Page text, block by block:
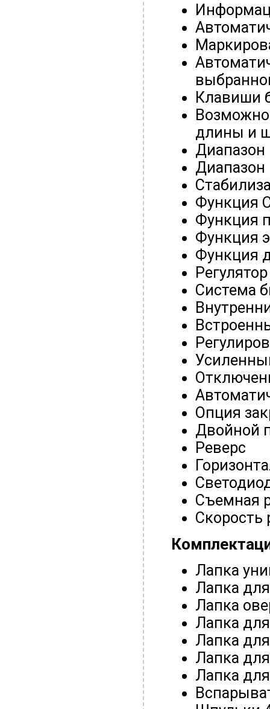
Клавиши
длины и
Функция
Функция
Функция
Функция
Система
Опция
Двойной
Реверс
Съемная
Скорость
Лапка
Лапка
Лапка
Лапка
Лапка
Лапка
Лапка